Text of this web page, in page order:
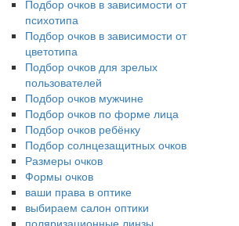
Подбор очков в зависимости от
психотипа
Подбор очков в зависимости от
цветотипа
Подбор очков для зрелых
пользователей
Подбор очков мужчине
Подбор очков по форме лица
Подбор очков ребёнку
Подбор солнцезащитных очков
Размеры очков
Формы очков
ваши права в оптике
выбираем салон оптики